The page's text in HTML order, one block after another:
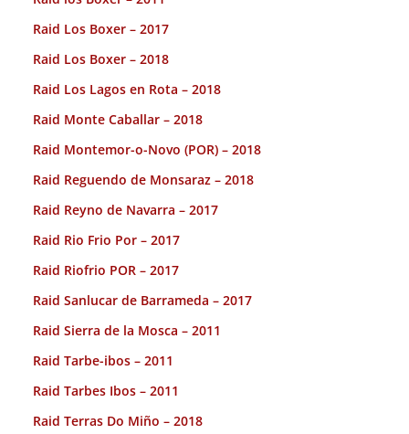
Raid Los Boxer – 2017
Raid Los Boxer – 2018
Raid Los Lagos en Rota – 2018
Raid Monte Caballar – 2018
Raid Montemor-o-Novo (POR) – 2018
Raid Reguendo de Monsaraz – 2018
Raid Reyno de Navarra – 2017
Raid Rio Frio Por – 2017
Raid Riofrio POR – 2017
Raid Sanlucar de Barrameda – 2017
Raid Sierra de la Mosca – 2011
Raid Tarbe-ibos – 2011
Raid Tarbes Ibos – 2011
Raid Terras Do Miño – 2018